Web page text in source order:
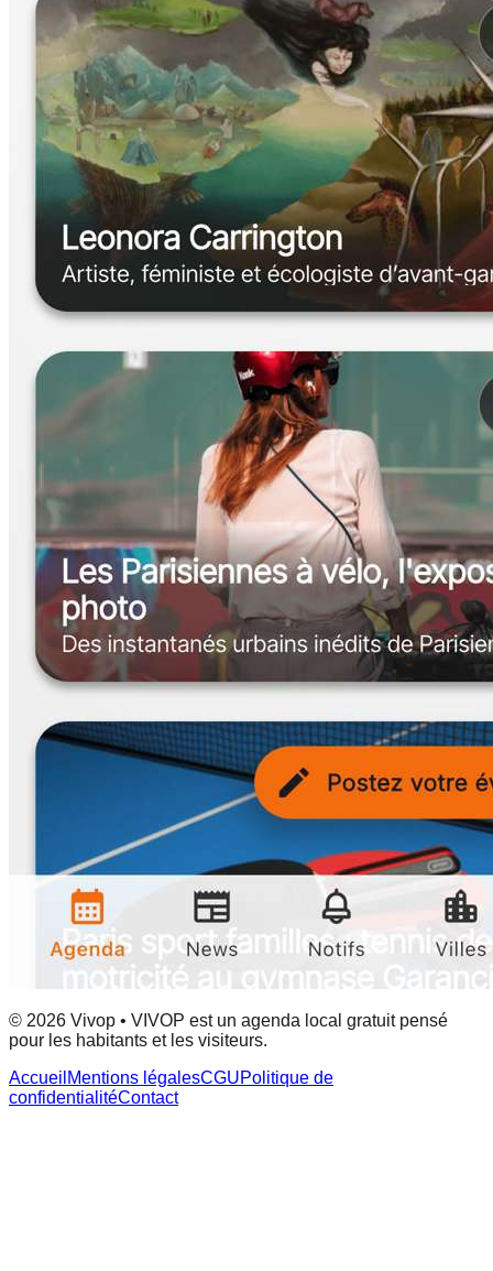
© 2026 Vivop • VIVOP est un agenda local gratuit pensé
pour les habitants et les visiteurs.
Accueil Mentions légalesCGUPolitique de
confidentialitéContact